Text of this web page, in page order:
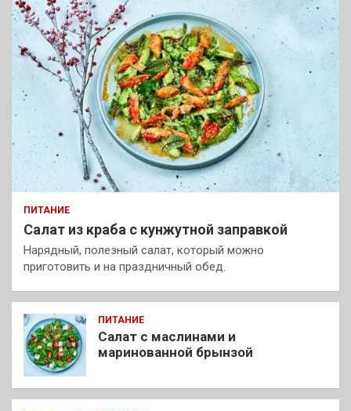
ПИТАНИЕ
Салат из краба с кунжутной заправкой
Нарядный, полезный салат, который можно
приготовить и на праздничный обед.
ПИТАНИЕ
Салат с маслинами и
маринованной брынзой